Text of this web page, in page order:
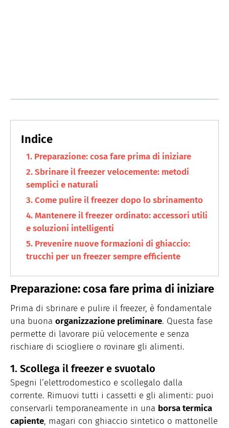
Preparazione: cosa fare prima di iniziare
Sbrinare il freezer velocemente: metodi
semplici e naturali
Come pulire il freezer dopo lo sbrinamento
Mantenere il freezer ordinato: accessori utili
e soluzioni intelligenti
Prevenire nuove formazioni di ghiaccio:
trucchi per un freezer sempre efficiente
Preparazione: cosa fare prima di iniziare
Prima di sbrinare e pulire il freezer, è fondamentale
una buona organizzazione preliminare. Questa fase
permette di lavorare più velocemente e senza
rischiare di sciogliere o rovinare gli alimenti.
1. Scollega il freezer e svuotalo
Spegni l’elettrodomestico e scollegalo dalla
corrente. Rimuovi tutti i cassetti e gli alimenti: puoi
conservarli temporaneamente in una borsa termica
capiente, magari con ghiaccio sintetico o mattonelle